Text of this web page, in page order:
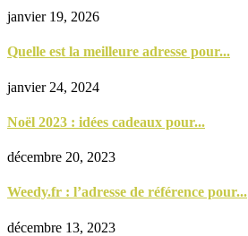
janvier 19, 2026
Quelle est la meilleure adresse pour...
janvier 24, 2024
Noël 2023 : idées cadeaux pour...
décembre 20, 2023
Weedy.fr : l’adresse de référence pour...
décembre 13, 2023